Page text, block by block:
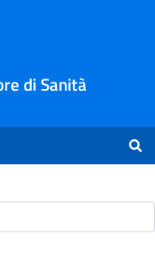
di Sanità
-